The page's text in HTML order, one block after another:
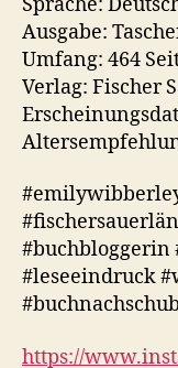
Ausgabe:
Umfang: 464
Verlag: Fischer
#buchbloggerin
#leseeindruck
https://